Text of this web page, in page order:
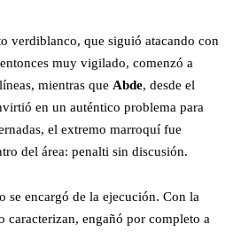
verdiblanco, que siguió atacando con
muy vigilado, comenzó a
mientras que Abde, desde el
en un auténtico problema para
el extremo marroquí fue
del área: penalti sin discusión.
se encargó de la ejecución. Con la
caracterizan, engañó por completo a